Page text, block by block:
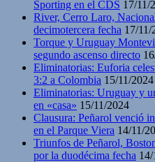
Sporting en el CDS 17/11/
River, Cerro Laro,
decimotercera fecha 17/11/
Torque y Uruguay
segundo ascenso directo
Eliminatorias: Euforia
3:2 a Colombia 15/11/2024
Eliminatorias: Uruguay y
en «casa» 15/11/2024
Clausura: Peñarol venció
en el Parque Viera 14/11/
Triunfos de Peñarol,
por la duodécima fecha